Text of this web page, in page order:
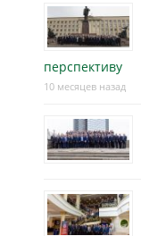
перспективу
10 месяцев назад